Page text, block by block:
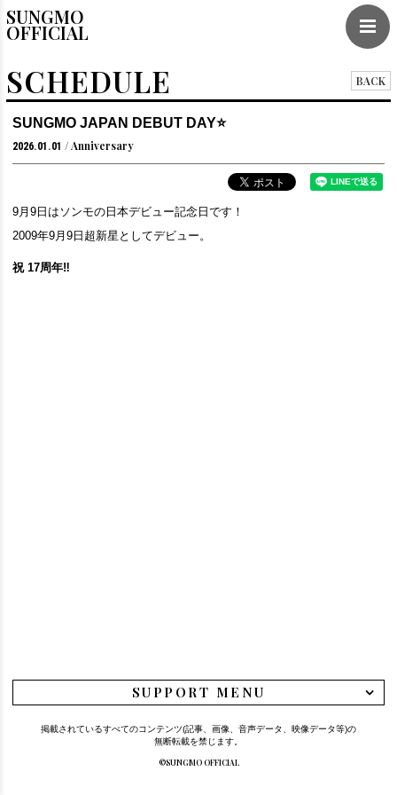
SUNGMO
OFFICIAL
SCHEDULE BACK
SUNGMO JAPAN DEBUT DAY⭐️
2026.01.01 Anniversary
9月9日はソンモの日本デビュー記念日です！
2009年9月9日超新星としてデビュー。
祝 17周年‼︎
SUPPORT MENU
掲載されているすべてのコンテンツ(記事、画像、音声データ、映像データ等)の
無断転載を禁じます。
©SUNGMO OFFICIAL